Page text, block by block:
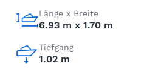
Länge x Breite
6.93 m x 1.70 m
Tiefgang
1.02 m